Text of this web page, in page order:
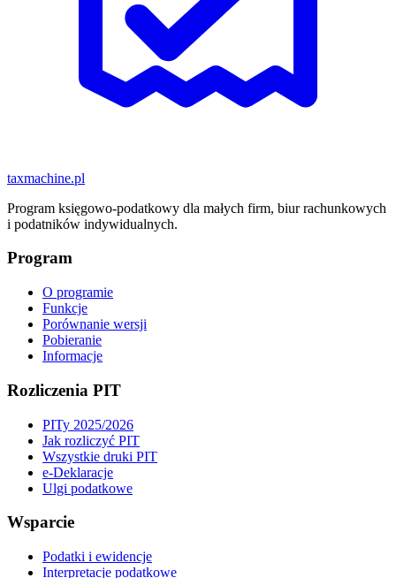
taxmachine.pl
Program księgowo-podatkowy dla małych firm, biur rachunkowych
i podatników indywidualnych.
Program
O programie
Funkcje
Porównanie wersji
Pobieranie
Informacje
Rozliczenia PIT
PITy 2025/2026
Jak rozliczyć PIT
Wszystkie druki PIT
e-Deklaracje
Ulgi podatkowe
Wsparcie
Podatki i ewidencje
Interpretacje podatkowe